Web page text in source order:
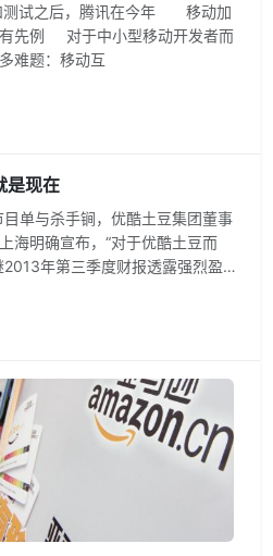
测试之后，腾讯在今年 移动加
开发者而
难题：移动互
是现在
单与杀手锏，优酷土豆集团董事
海明确宣布，“对于优酷土豆而
年第三季度财报透露强烈盈利
认，优酷土豆将于2013年第四季